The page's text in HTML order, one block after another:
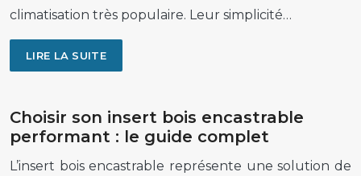
climatisation très populaire. Leur simplicité…
LIRE LA SUITE
Choisir son insert bois encastrable
performant : le guide complet
L’insert bois encastrable représente une solution de